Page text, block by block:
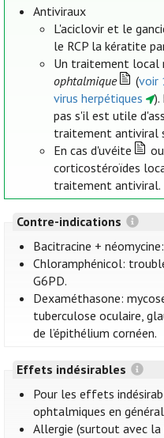
Antiviraux
L'aciclovir et le
le RCP la kératite
Un traitement local
ophtalmique
(voir
virus herpétiques
).
pas s'il est utile
traitement antiviral
En cas d'uvéite
corticostéroïdes
traitement antiviral.
Contre-indications
Bacitracine +
Chloramphénicol:
G6PD.
Dexaméthasone:
tuberculose oculaire,
de l’épithélium cornéen.
Effets indésirables
Pour les effets
ophtalmiques en
Allergie (surtout avec